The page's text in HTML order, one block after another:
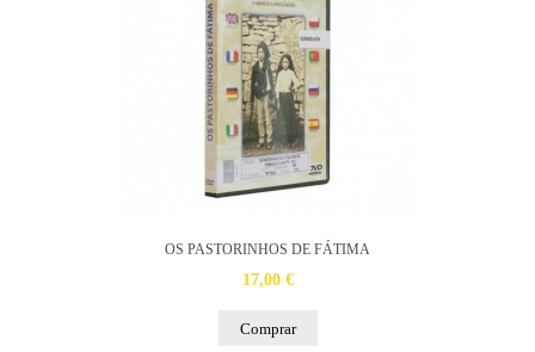
OS PASTORINHOS DE FÁTIMA
17,00 €
Comprar